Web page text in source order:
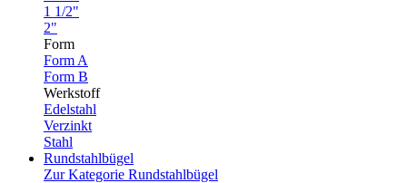
1 1/2"
2"
Form
Form A
Form B
Werkstoff
Edelstahl
Verzinkt
Stahl
Rundstahlbügel
Zur Kategorie Rundstahlbügel